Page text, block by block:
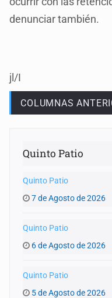
denunciar también.
jl/I
COLUMNAS
Quinto Patio
Quinto Patio
7 de Agosto de 2026
Quinto Patio
6 de Agosto de 2026
Quinto Patio
5 de Agosto de 2026